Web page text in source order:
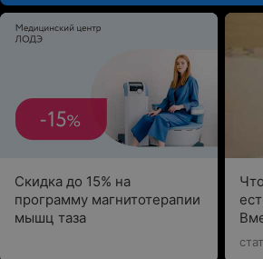
Скидка до 15% на
программу магнитотерапии
мышц таза
с